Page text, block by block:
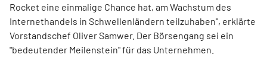
Rocket eine einmalige Chance hat, am Wachstum des
Internethandels in Schwellenländern teilzuhaben", erklärte
Vorstandschef Oliver Samwer. Der Börsengang sei ein
"bedeutender Meilenstein" für das Unternehmen.